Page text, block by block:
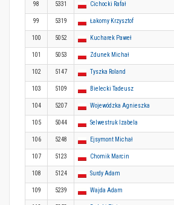
98 5331 Cichocki Rafał
99 5319 Łakomy Krzysztof
100 5052 Kucharek Paweł
101 5053 Zdunek Michał
102 5147 Tyszka Roland
103 5109 Bielecki Tadeusz
104 5207 Wojewódzka Agnieszka
105 5044 Selwestruk Izabela
106 5248 Ejsymont Michał
107 5123 Chomik Marcin
108 5124 Surdy Adam
109 5239 Wajda Adam